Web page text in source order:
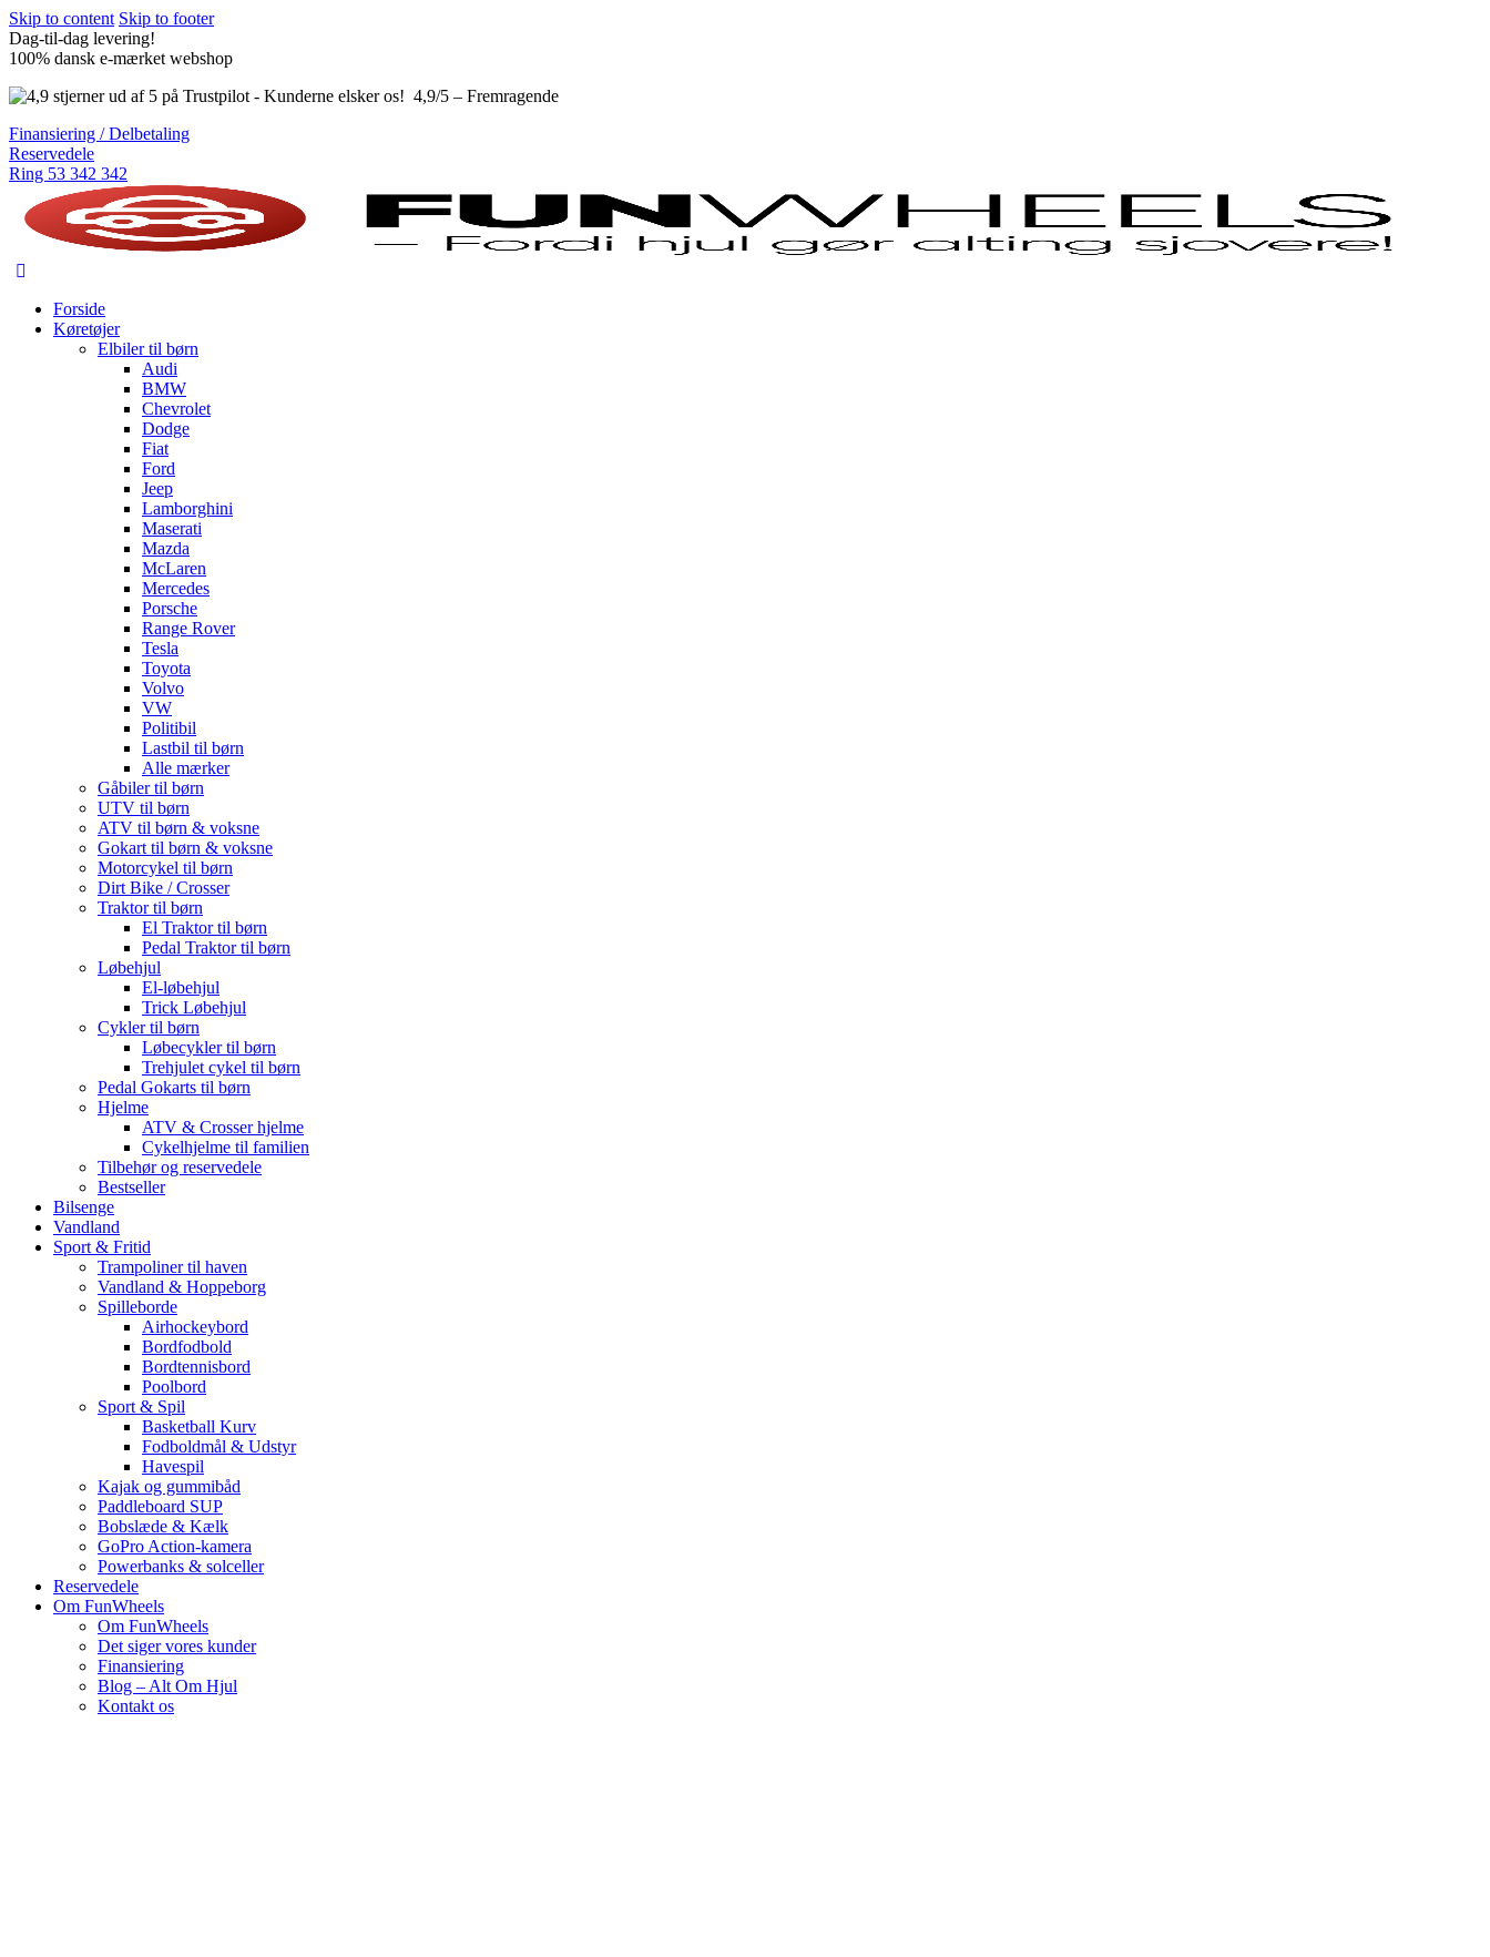
Skip to content Skip to footer
Dag-til-dag levering!
100% dansk e-mærket webshop
4,9/5 – Fremragende
Finansiering / Delbetaling
Reservedele
Ring 53 342 342
Forside
Køretøjer
Elbiler til børn
Audi
BMW
Chevrolet
Dodge
Fiat
Ford
Jeep
Lamborghini
Maserati
Mazda
McLaren
Mercedes
Porsche
Range Rover
Tesla
Toyota
Volvo
VW
Politibil
Lastbil til børn
Alle mærker
Gåbiler til børn
UTV til børn
ATV til børn & voksne
Gokart til børn & voksne
Motorcykel til børn
Dirt Bike / Crosser
Traktor til børn
El Traktor til børn
Pedal Traktor til børn
Løbehjul
El-løbehjul
Trick Løbehjul
Cykler til børn
Løbecykler til børn
Trehjulet cykel til børn
Pedal Gokarts til børn
Hjelme
ATV & Crosser hjelme
Cykelhjelme til familien
Tilbehør og reservedele
Bestseller
Bilsenge
Vandland
Sport & Fritid
Trampoliner til haven
Vandland & Hoppeborg
Spilleborde
Airhockeybord
Bordfodbold
Bordtennisbord
Poolbord
Sport & Spil
Basketball Kurv
Fodboldmål & Udstyr
Havespil
Kajak og gummibåd
Paddleboard SUP
Bobslæde & Kælk
GoPro Action-kamera
Powerbanks & solceller
Reservedele
Om FunWheels
Om FunWheels
Det siger vores kunder
Finansiering
Blog – Alt Om Hjul
Kontakt os